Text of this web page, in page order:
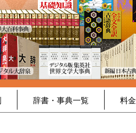
辞書・事典一覧 料金